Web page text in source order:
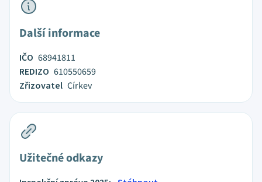
Další informace
IČO 68941811
REDIZO 610550659
Zřizovatel Církev
Užitečné odkazy